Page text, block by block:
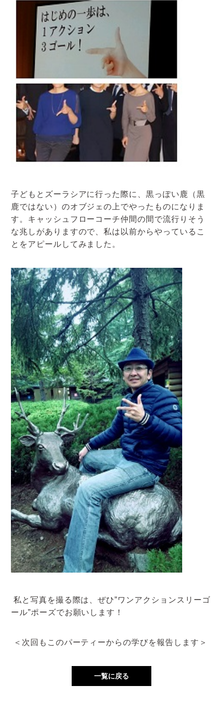
子どもとズーラシアに行った際に、黒っぽい鹿（黒
鹿ではない）のオブジェの上でやったものになりま
す。キャッシュフローコーチ仲間の間で流行りそう
な兆しがありますので、私は以前からやっているこ
とをアピールしてみました。
私と写真を撮る際は、ぜひ”ワンアクションスリーゴ
ール”ポーズでお願いします！
＜次回もこのパーティーからの学びを報告します＞
一覧に戻る